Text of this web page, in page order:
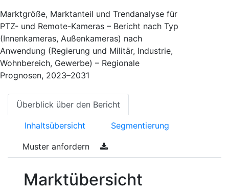
Marktgröße, Marktanteil und Trendanalyse für
PTZ- und Remote-Kameras – Bericht nach Typ
(Innenkameras, Außenkameras) nach
Anwendung (Regierung und Militär, Industrie,
Wohnbereich, Gewerbe) – Regionale
Prognosen, 2023–2031
Überblick über den Bericht
Inhaltsübersicht Segmentierung
Muster anfordern
Marktübersicht